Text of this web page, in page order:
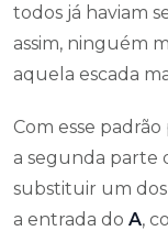
todos já haviam
assim, ninguém
aquela escada
Com esse
a segunda parte
substituir um dos
a entrada do A,